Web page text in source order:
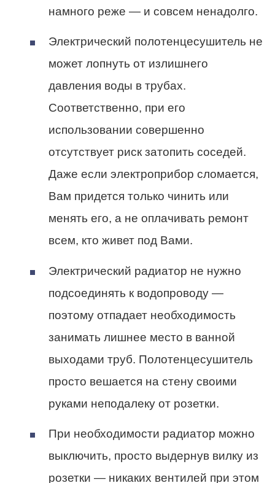
намного реже — и совсем ненадолго.
Электрический полотенцесушитель не
может лопнуть от излишнего
давления воды в трубах.
Соответственно, при его
использовании совершенно
отсутствует риск затопить соседей.
Даже если электроприбор сломается,
Вам придется только чинить или
менять его, а не оплачивать ремонт
всем, кто живет под Вами.
Электрический радиатор не нужно
подсоединять к водопроводу —
поэтому отпадает необходимость
занимать лишнее место в ванной
выходами труб. Полотенцесушитель
просто вешается на стену своими
руками неподалеку от розетки.
При необходимости радиатор можно
выключить, просто выдернув вилку из
розетки — никаких вентилей при этом